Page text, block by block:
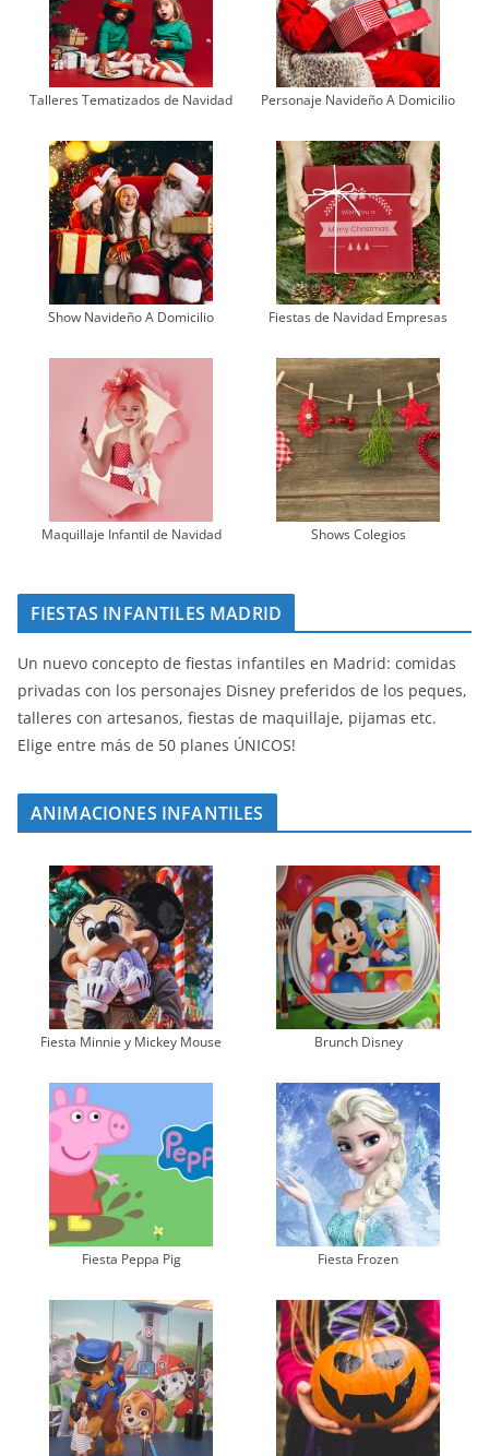
Talleres Tematizados de Navidad Personaje Navideño A Domicilio
Show Navideño A Domicilio Fiestas de Navidad Empresas
Maquillaje Infantil de Navidad Shows Colegios
FIESTAS INFANTILES MADRID
Un nuevo concepto de fiestas infantiles en Madrid: comidas
privadas con los personajes Disney preferidos de los peques,
talleres con artesanos, fiestas de maquillaje, pijamas etc.
Elige entre más de 50 planes ÚNICOS!
ANIMACIONES INFANTILES
Fiesta Minnie y Mickey Mouse Brunch Disney
Fiesta Peppa Pig Fiesta Frozen